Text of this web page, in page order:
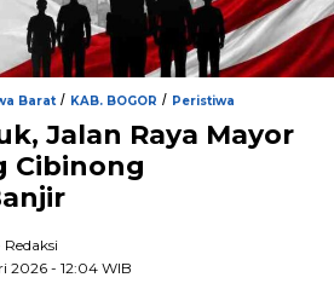
Barat / KAB. BOGOR / Peristiwa
Jalan Raya Mayor
Cibinong
Redaksi
2026 - 12:04 WIB